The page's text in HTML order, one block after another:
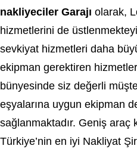
nakliyeciler Garajı olarak,
hizmetlerini de
sevkiyat hizmetleri daha
ekipman gerektiren
bünyesinde siz değerli
eşyalarına uygun ekipman
sağlanmaktadır. Geniş araç
Türkiye’nin en iyi Nakliyat